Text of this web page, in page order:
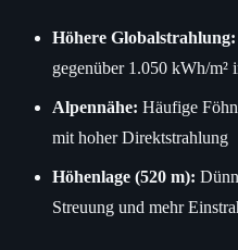
Höhere Globalstrahlung:
gegenüber 1.050 kWh/m²
Alpennähe: Häufige
mit hoher Direktstrahlung
Höhenlage (520 m):
Streuung und mehr